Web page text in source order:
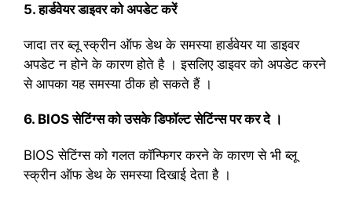
5. हार्डवेयर डाइवर को अपडेट करें
जादा तर ब्लू स्क्रीन ऑफ डेथ के समस्या हार्डवेयर या डाइवर
अपडेट न होने के कारण होते है । इसलिए डाइवर को अपडेट करने
से आपका यह समस्या ठीक हो सकते हैं ।
6. BIOS सेटिंग्स को उसके डिफॉल्ट सेटिंन्स पर कर दे ।
BIOS सेटिंग्स को गलत कॉन्फिगर करने के कारण से भी ब्लू
स्क्रीन ऑफ डेथ के समस्या दिखाई देता है ।